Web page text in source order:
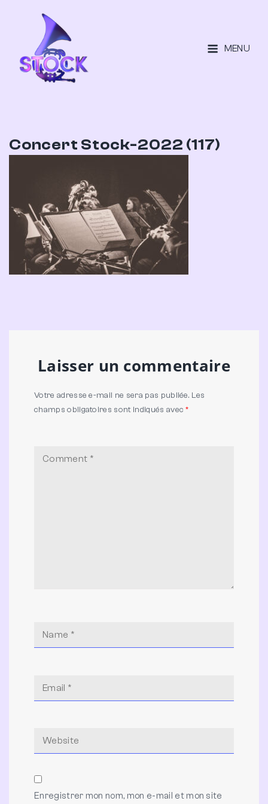
MENU
Concert Stock-2022 (117)
Laisser un commentaire
Votre adresse e-mail ne sera pas publiée. Les
champs obligatoires sont indiqués avec*
Enregistrer mon nom, mon e-mail et mon site